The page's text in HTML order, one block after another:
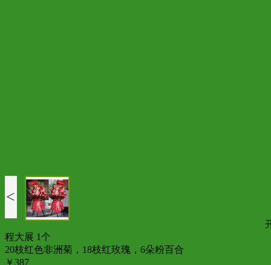
<
程大展 1个
20枝红色非洲菊，18枝红玫瑰，6朵粉百合
￥387